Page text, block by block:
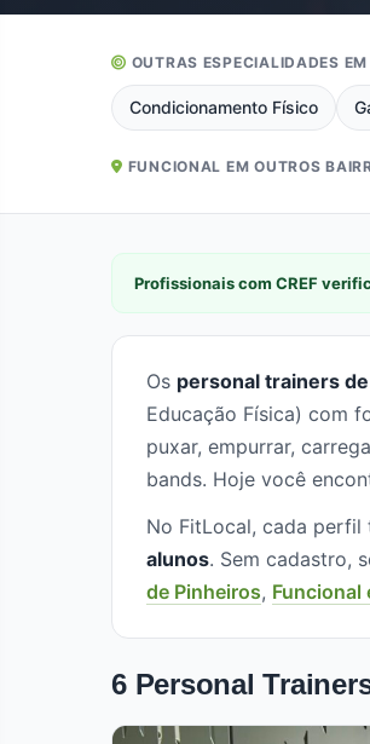
OUTRAS ESPECIALIDADES
Condicionamento Físico
FUNCIONAL EM OUTROS
Profissionais com CREF
Os personal trainers de
Educação Física) com
puxar, empurrar,
bands. Hoje você
No FitLocal, cada perfil
alunos. Sem cadastro,
de Pinheiros, Funcional
6 Personal